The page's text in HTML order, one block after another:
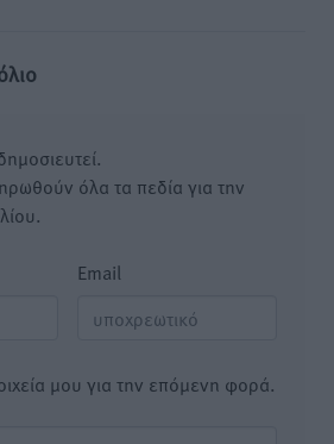
όλα τα πεδία για την
Email
μου για την επόμενη φορά.